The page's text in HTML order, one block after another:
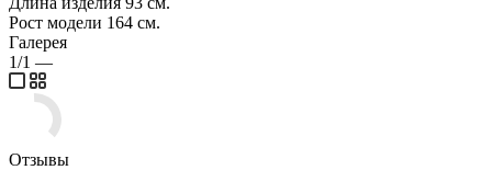
Рост модели 164 см.
Галерея
1/1 —
Отзывы